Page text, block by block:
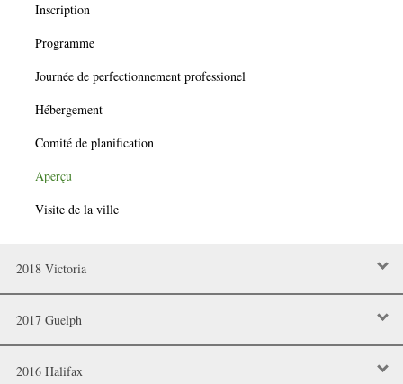
Inscription
Programme
Journée de perfectionnement professionel
Hébergement
Comité de planification
Aperçu
Visite de la ville
2018 Victoria
2017 Guelph
2016 Halifax